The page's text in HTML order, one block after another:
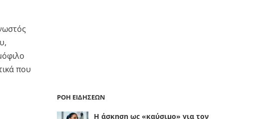
που
ΡΟΗ ΕΙΔΗΣΕΩΝ
Η άσκηση ως «καύσιμο» για τον